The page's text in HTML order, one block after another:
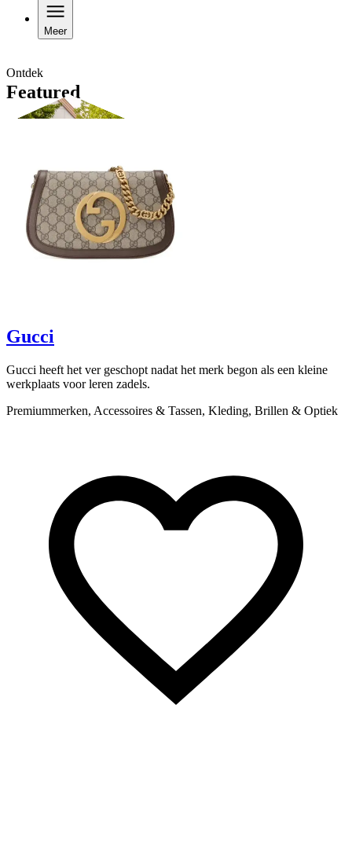
Meer
Ontdek
Featured
Gucci
Gucci heeft het ver geschopt nadat het merk begon als een kleine
werkplaats voor leren zadels.
Premiummerken, Accessoires & Tassen, Kleding, Brillen & Optiek